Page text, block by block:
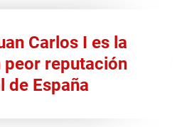
Carlos I es la
peor reputación
de España